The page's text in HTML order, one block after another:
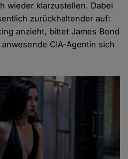
wieder klarzustellen. Dabei
zurückhaltender auf:
anzieht, bittet James Bond
CIA-Agentin sich